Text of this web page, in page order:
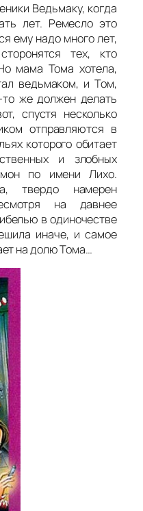
Ведьмаку, когда
лет. Ремесло это
ему надо много лет,
тех, кто
мама Тома хотела,
ведьмаком, и Том,
то же должен делать
спустя несколько
отправляются в
которого обитает
и злобных
по имени Лихо.
твердо намерен
на давнее
в одиночестве
иначе, и самое
на долю Тома…